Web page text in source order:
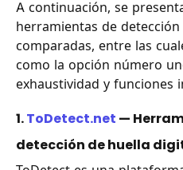
A continuación, se
herramientas de
comparadas, entre las
como la opción número
exhaustividad y funciones
1.ToDetect.net —
detección de huella